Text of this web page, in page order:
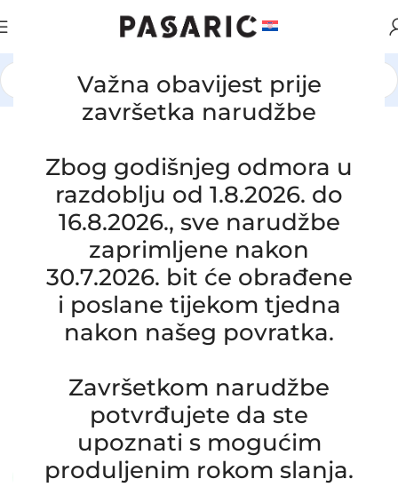
Važna obavijest prije
završetka narudžbe
Zbog godišnjeg odmora u
razdoblju od 1.8.2026. do
16.8.2026., sve narudžbe
zaprimljene nakon
30.7.2026. bit će obrađene
i poslane tijekom tjedna
nakon našeg povratka.
Završetkom narudžbe
potvrđujete da ste
upoznati s mogućim
produljenim rokom slanja.
AUTOMOBILI / OPEL
turbine OPEL ASTRA III H 1.7 CDTI,
55559946, 498891241, 6302618
Novo |Garancija: 5 god jamstva
Dostupno uz narudžbu (isti ili sljedeći radni dan)